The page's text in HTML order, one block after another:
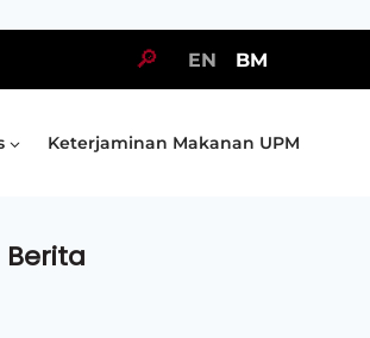
🔎 EN BM
Keterjaminan Makanan UPM
Berita